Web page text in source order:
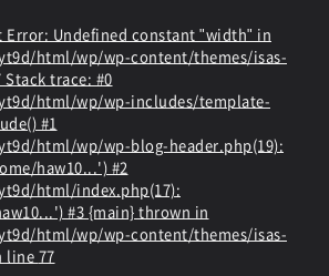
Error: Undefined constant "width" in
html/wp/wp-content/themes/isas-
trace: #0
html/wp/wp-includes/template-
#1
html/wp/wp-blog-header.php(19):
haw10...') #2
html/index.php(17):
#3 {main} thrown in
html/wp/wp-content/themes/isas-
line 77